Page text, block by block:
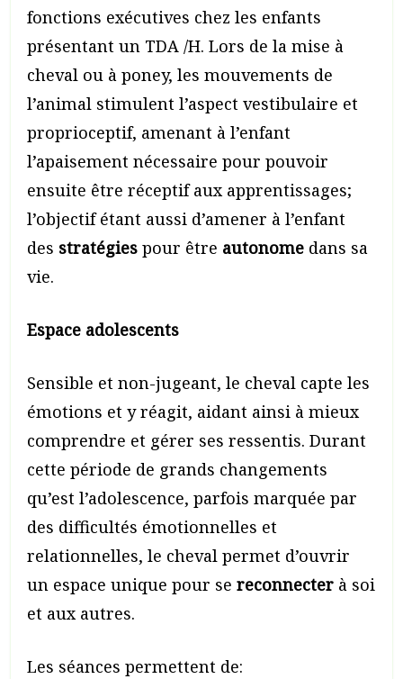
fonctions exécutives chez les enfants
présentant un TDA /H. Lors de la mise à
cheval ou à poney, les mouvements de
l’animal stimulent l’aspect vestibulaire et
proprioceptif, amenant à l’enfant
l’apaisement nécessaire pour pouvoir
ensuite être réceptif aux apprentissages;
l’objectif étant aussi d’amener à l’enfant
des stratégies pour être autonome dans sa
vie.
Espace adolescents
Sensible et non-jugeant, le cheval capte les
émotions et y réagit, aidant ainsi à mieux
comprendre et gérer ses ressentis. Durant
cette période de grands changements
qu’est l’adolescence, parfois marquée par
des difficultés émotionnelles et
relationnelles, le cheval permet d’ouvrir
un espace unique pour sereconnecter à soi
et aux autres.
Les séances permettent de: